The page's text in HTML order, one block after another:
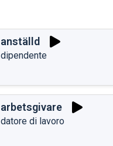
anställd
dipendente
arbetsgivare
datore di lavoro